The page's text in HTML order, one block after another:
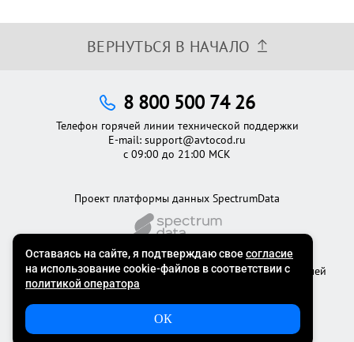
ВЕРНУТЬСЯ В НАЧАЛО
©2012 - 2026Официальный сервис проверки автомобилей
Проект платформы данных SpectrumData
8 800 500 74 26
Телефон горячей линии технической поддержки
E-mail: support@avtocod.ru
с 09:00 до 21:00 МСК